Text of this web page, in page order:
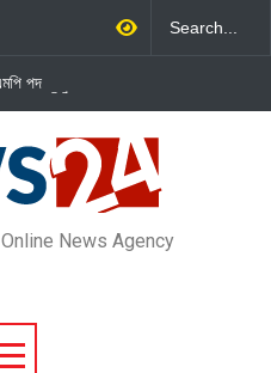
জামায়াত এমপি গাজী নজরুল ইসলামকে
দল থেকে বহিষ্কার
News Agency